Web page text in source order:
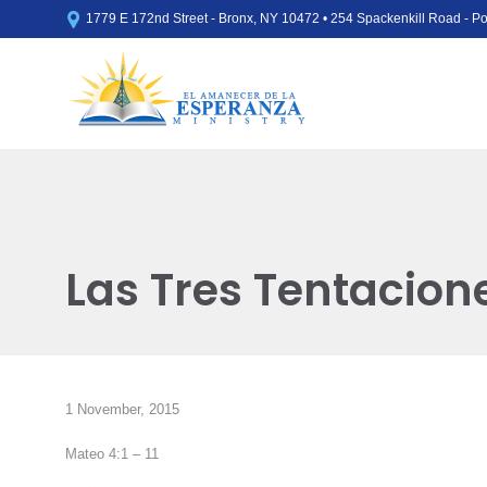
 1779 E 172nd Street - Bronx, NY 10472 • 254 Spackenkill Road -
Las Tres
1 November, 2015
Mateo 4:1 – 11